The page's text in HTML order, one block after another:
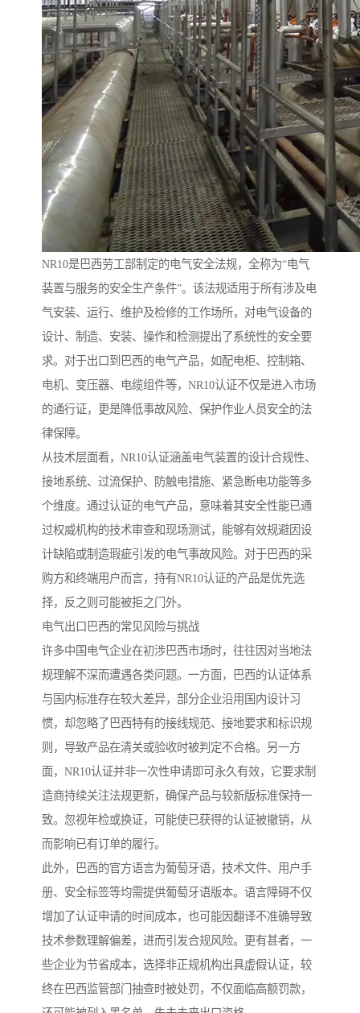
NR10是巴西劳工部制定的电气安全法规，全称为“电气
装置与服务的安全生产条件”。该法规适用于所有涉及电
气安装、运行、维护及检修的工作场所，对电气设备的
设计、制造、安装、操作和检测提出了系统性的安全要
求。对于出口到巴西的电气产品，如配电柜、控制箱、
电机、变压器、电缆组件等，NR10认证不仅是进入市场
的通行证，更是降低事故风险、保护作业人员安全的法
律保障。
从技术层面看，NR10认证涵盖电气装置的设计合规性、
接地系统、过流保护、防触电措施、紧急断电功能等多
个维度。通过认证的电气产品，意味着其安全性能已通
过权威机构的技术审查和现场测试，能够有效规避因设
计缺陷或制造瑕疵引发的电气事故风险。对于巴西的采
购方和终端用户而言，持有NR10认证的产品是优先选
择，反之则可能被拒之门外。
电气出口巴西的常见风险与挑战
许多中国电气企业在初涉巴西市场时，往往因对当地法
规理解不深而遭遇各类问题。一方面，巴西的认证体系
与国内标准存在较大差异，部分企业沿用国内设计习
惯，却忽略了巴西特有的接线规范、接地要求和标识规
则，导致产品在清关或验收时被判定不合格。另一方
面，NR10认证并非一次性申请即可永久有效，它要求制
造商持续关注法规更新，确保产品与较新版标准保持一
致。忽视年检或换证，可能使已获得的认证被撤销，从
而影响已有订单的履行。
此外，巴西的官方语言为葡萄牙语，技术文件、用户手
册、安全标签等均需提供葡萄牙语版本。语言障碍不仅
增加了认证申请的时间成本，也可能因翻译不准确导致
技术参数理解偏差，进而引发合规风险。更有甚者，一
些企业为节省成本，选择非正规机构出具虚假认证，较
终在巴西监管部门抽查时被处罚，不仅面临高额罚款，